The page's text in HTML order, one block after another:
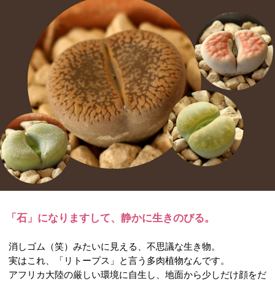
「石」になりますして、静かに生きのびる。
消しゴム（笑）みたいに見える、不思議な生き物。
実はこれ、「リトープス」と言う多肉植物なんです。
アフリカ大陸の厳しい環境に自生し、地面から少しだけ顔をだ